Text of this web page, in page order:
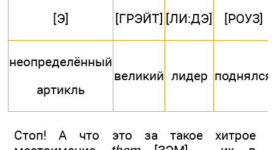
[Э] [ГРЭЙТ] [ЛИ:ДЭ] [РОУЗ]
неопределённый
артикль
великий лидер поднялся
Стоп! А что это за такое хитрое